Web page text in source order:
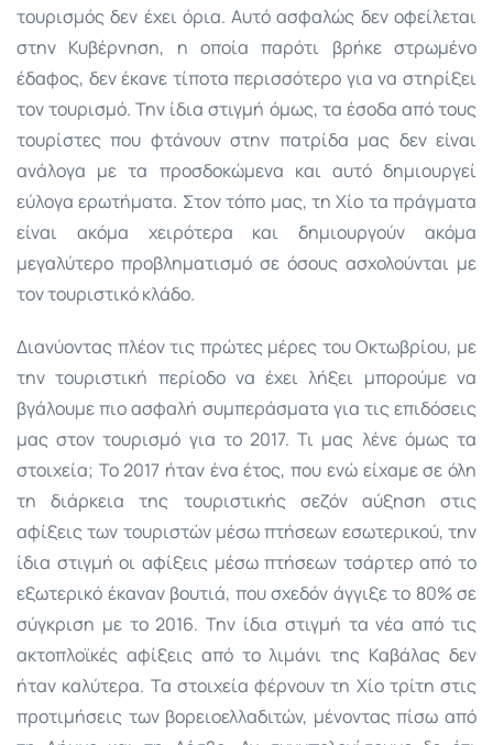
τουρισμός δεν έχει όρια. Αυτό ασφαλώς δεν οφείλεται
στην Κυβέρνηση, η οποία παρότι βρήκε στρωμένο
έδαφος, δεν έκανε τίποτα περισσότερο για να στηρίξει
τον τουρισμό. Την ίδια στιγμή όμως, τα έσοδα από τους
τουρίστες που φτάνουν στην πατρίδα μας δεν είναι
ανάλογα με τα προσδοκώμενα και αυτό δημιουργεί
εύλογα ερωτήματα. Στον τόπο μας, τη Χίο τα πράγματα
είναι ακόμα χειρότερα και δημιουργούν ακόμα
μεγαλύτερο προβληματισμό σε όσους ασχολούνται με
τον τουριστικό κλάδο.
Διανύοντας πλέον τις πρώτες μέρες του Οκτωβρίου, με
την τουριστική περίοδο να έχει λήξει μπορούμε να
βγάλουμε πιο ασφαλή συμπεράσματα για τις επιδόσεις
μας στον τουρισμό για το 2017. Τι μας λένε όμως τα
στοιχεία; Το 2017 ήταν ένα έτος, που ενώ είχαμε σε όλη
τη διάρκεια της τουριστικής σεζόν αύξηση στις
αφίξεις των τουριστών μέσω πτήσεων εσωτερικού, την
ίδια στιγμή οι αφίξεις μέσω πτήσεων τσάρτερ από το
εξωτερικό έκαναν βουτιά, που σχεδόν άγγιξε το 80% σε
σύγκριση με το 2016. Την ίδια στιγμή τα νέα από τις
ακτοπλοϊκές αφίξεις από το λιμάνι της Καβάλας δεν
ήταν καλύτερα. Τα στοιχεία φέρνουν τη Χίο τρίτη στις
προτιμήσεις των βορειοελλαδιτών, μένοντας πίσω από